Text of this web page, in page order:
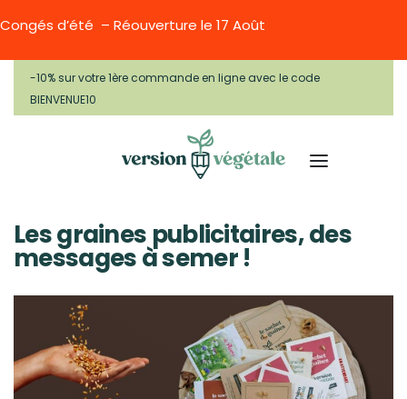
Congés d’été – Réouverture le 17 Août
-10% sur votre 1ère commande en ligne avec le code
BIENVENUE10
Les graines publicitaires, des
messages à semer !